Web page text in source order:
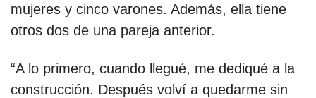
mujeres y cinco varones. Además, ella tiene
otros dos de una pareja anterior.
“A lo primero, cuando llegué, me dediqué a la
construcción. Después volví a quedarme sin